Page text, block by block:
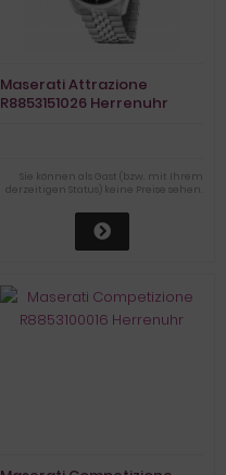
Maserati Attrazione
R8853151026 Herrenuhr
Sie können als Gast (bzw. mit Ihrem
derzeitigen Status) keine Preise sehen.